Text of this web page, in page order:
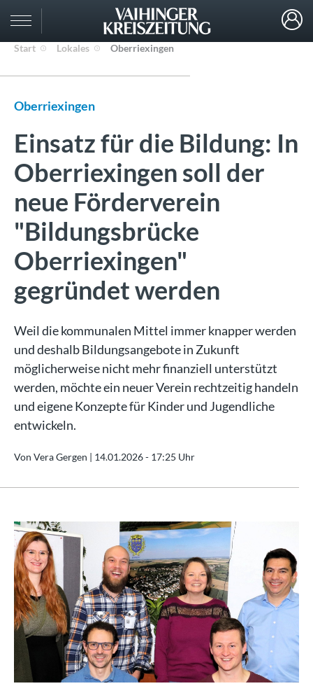
Start Lokales Oberriexingen
Oberriexingen
Einsatz für die Bildung: In
Oberriexingen soll der
neue Förderverein
"Bildungsbrücke
Oberriexingen"
gegründet werden
Weil die kommunalen Mittel immer knapper werden
und deshalb Bildungsangebote in Zukunft
möglicherweise nicht mehr finanziell unterstützt
werden, möchte ein neuer Verein rechtzeitig handeln
und eigene Konzepte für Kinder und Jugendliche
entwickeln.
Von Vera Gergen | 14.01.2026 - 17:25 Uhr